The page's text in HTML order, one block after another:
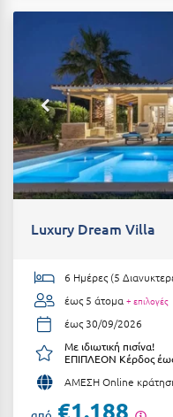
Παραλία Λιτοχώρου
Παράλιο Άστρος
Πάργα
Παρνασσός
Πάρος
Πάτμος
Πειραιάς
Πελοπόννησος
Πήλιο
Πιερία
Πλαταμώνας
Luxury Dream Villa
6 Ημέρες (5
έως 5 άτομα + επιλογές
έως 30/09/2026
Με ιδιωτική πισίνα!
ΕΠΙΠΛΕΟΝ Κέρδος
ΑΜΕΣΗ Online
€1.188